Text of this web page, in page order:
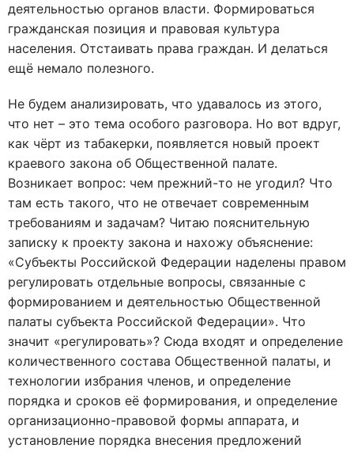
деятельностью органов власти. Формироваться
гражданская позиция и правовая культура
населения. Отстаивать права граждан. И делаться
ещё немало полезного.
Не будем анализировать, что удавалось из этого,
что нет – это тема особого разговора. Но вот вдруг,
как чёрт из табакерки, появляется новый проект
краевого закона об Общественной палате.
Возникает вопрос: чем прежний-то не угодил? Что
там есть такого, что не отвечает современным
требованиям и задачам? Читаю пояснительную
записку к проекту закона и нахожу объяснение:
«Субъекты Российской Федерации наделены правом
регулировать отдельные вопросы, связанные с
формированием и деятельностью Общественной
палаты субъекта Российской Федерации». Что
значит «регулировать»? Сюда входят и определение
количественного состава Общественной палаты, и
технологии избрания членов, и определение
порядка и сроков её формирования, и определение
организационно-правовой формы аппарата, и
установление порядка внесения предложений